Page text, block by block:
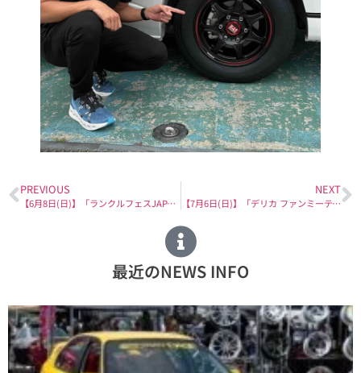
PREVIOUS
【6月8日(日)】「ランクルフェスJAPAN 2025」出展のお知らせ
NEXT
【7月6日(日)】「デリカ ファンミーティング 2025」出展のお知らせ
最近のNEWS INFO